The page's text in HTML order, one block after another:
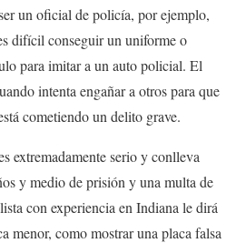
un oficial de policía, por ejemplo,
difícil conseguir un uniforme o
para imitar a un auto policial. El
intenta engañar a otros para que
cometiendo un delito grave.
extremadamente serio y conlleva
y medio de prisión y una multa de
con experiencia en Indiana le dirá
menor, como mostrar una placa falsa